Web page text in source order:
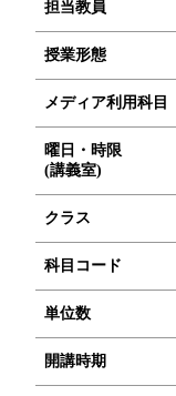
担当教員
授業形態
メディア利用科目
曜日・時限
(講義室)
クラス
科目コード
単位数
開講時期